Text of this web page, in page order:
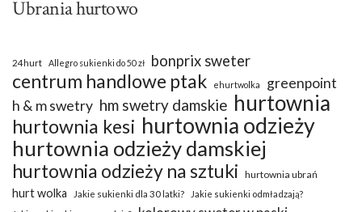
Ubrania hurtowo
24hurt Allegro sukienki do 50 zł bonprix sweter
centrum handlowe ptak ehurtwolka
greenpoint
h & m swetry hm swetry damskie hurtownia
hurtownia kesi hurtownia odzieży
hurtownia odzieży damskiej
hurtownia odzieży na sztuki hurtownia ubrań
hurt wolka Jakie sukienki dla 30 latki?
Jakie sukienki odmładzają?